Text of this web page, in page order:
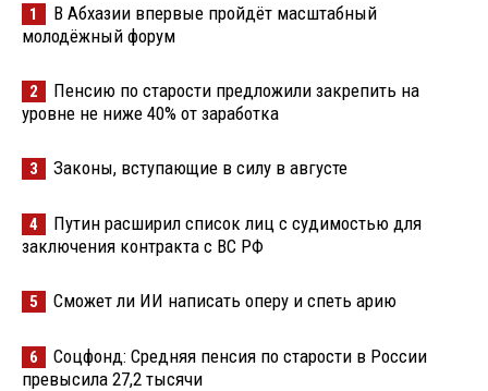
1
В Абхазии впервые пройдёт масштабный
молодёжный форум
2
Пенсию по старости предложили закрепить на
уровне не ниже 40% от заработка
3 Законы, вступающие в силу в августе
4
Путин расширил список лиц с судимостью для
заключения контракта с ВС РФ
5 Сможет ли ИИ написать оперу и спеть арию
6
Соцфонд: Средняя пенсия по старости в России
превысила 27,2 тысячи